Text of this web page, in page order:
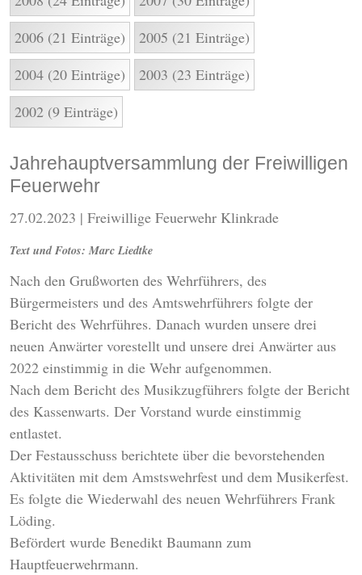
2006 (21 Einträge)
2005 (21 Einträge)
2004 (20 Einträge)
2003 (23 Einträge)
2002 (9 Einträge)
Jahrehauptversammlung der Freiwilligen
Feuerwehr
27.02.2023 | Freiwillige Feuerwehr Klinkrade
Text und Fotos: Marc Liedtke
Nach den Grußworten des Wehrführers, des
Bürgermeisters und des Amtswehrführers folgte der
Bericht des Wehrführes. Danach wurden unsere drei
neuen Anwärter vorestellt und unsere drei Anwärter aus
2022 einstimmig in die Wehr aufgenommen.
Nach dem Bericht des Musikzugführers folgte der Bericht
des Kassenwarts. Der Vorstand wurde einstimmig
entlastet.
Der Festausschuss berichtete über die bevorstehenden
Aktivitäten mit dem Amstswehrfest und dem Musikerfest.
Es folgte die Wiederwahl des neuen Wehrführers Frank
Löding.
Befördert wurde Benedikt Baumann zum
Hauptfeuerwehrmann.